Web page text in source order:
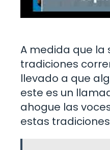
A medida que
tradiciones
llevado a que
este es un
ahogue las
estas